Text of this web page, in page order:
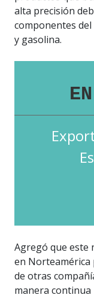
alta precisión
componentes
y gasolina.
Agregó que este
en Norteamérica
de otras
manera continua